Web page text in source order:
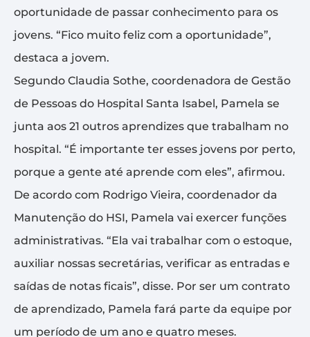
oportunidade de passar conhecimento para os
jovens. “Fico muito feliz com a oportunidade”,
destaca a jovem.
Segundo Claudia Sothe, coordenadora de Gestão
de Pessoas do Hospital Santa Isabel, Pamela se
junta aos 21 outros aprendizes que trabalham no
hospital. “É importante ter esses jovens por perto,
porque a gente até aprende com eles”, afirmou.
De acordo com Rodrigo Vieira, coordenador da
Manutenção do HSI, Pamela vai exercer funções
administrativas. “Ela vai trabalhar com o estoque,
auxiliar nossas secretárias, verificar as entradas e
saídas de notas ficais”, disse. Por ser um contrato
de aprendizado, Pamela fará parte da equipe por
um período de um ano e quatro meses.